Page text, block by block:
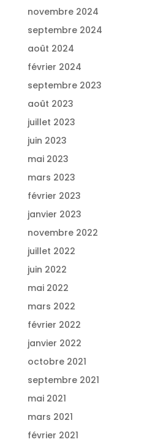
novembre 2024
septembre 2024
août 2024
février 2024
septembre 2023
août 2023
juillet 2023
juin 2023
mai 2023
mars 2023
février 2023
janvier 2023
novembre 2022
juillet 2022
juin 2022
mai 2022
mars 2022
février 2022
janvier 2022
octobre 2021
septembre 2021
mai 2021
mars 2021
février 2021